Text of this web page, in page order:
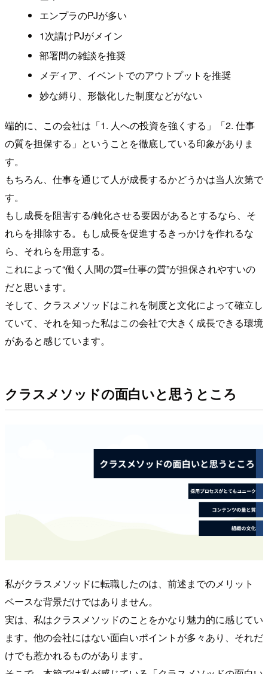
エンプラのPJが多い
1次請けPJがメイン
部署間の雑談を推奨
メディア、イベントでのアウトプットを推奨
妙な縛り、形骸化した制度などがない
端的に、この会社は「1. 人への投資を強くする」「2. 仕事
の質を担保する」ということを徹底している印象がありま
す。
もちろん、仕事を通じて人が成長するかどうかは当人次第で
す。
もし成長を阻害する/鈍化させる要因があるとするなら、そ
れらを排除する。もし成長を促進するきっかけを作れるな
ら、それらを用意する。
これによって“働く人間の質=仕事の質”が担保されやすいの
だと思います。
そして、クラスメソッドはこれを制度と文化によって確立し
ていて、それを知った私はこの会社で大きく成長できる環境
があると感じています。
クラスメソッドの面白いと思うところ
私がクラスメソッドに転職したのは、前述までのメリット
ベースな背景だけではありません。
実は、私はクラスメソッドのことをかなり魅力的に感じてい
ます。他の会社にはない面白いポイントが多々あり、それだ
けでも惹かれるものがあります。